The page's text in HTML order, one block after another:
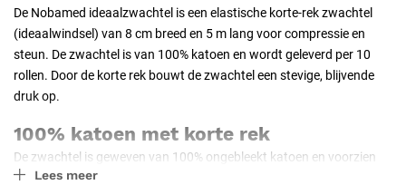
Toepassing Therapeutisch
Probleem Blessure
Resorbeerbaar (hechtdraad) Nee
Geschiktheid
De Nobamed ideaalzwachtel is een elastische korte-rek zwachtel
(ideaalwindsel) van 8 cm breed en 5 m lang voor compressie en
steun. De zwachtel is van 100% katoen en wordt geleverd per 10
rollen. Door de korte rek bouwt de zwachtel een stevige, blijvende
druk op.
100% katoen met korte rek
De zwachtel is geweven van 100% ongebleekt katoen en voorzien
van sluitranden, zodat hij niet rafelt. Door de weeftechniek is de
Lees meer